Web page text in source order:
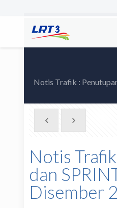
Notis Trafik :
Notis
dan
Disember